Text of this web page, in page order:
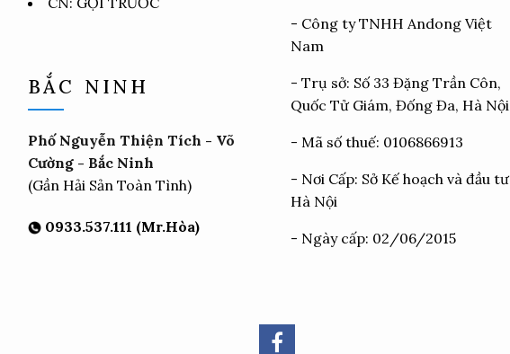
BẮC NINH
Phố Nguyễn Thiện Tích - Võ
Cường - Bắc Ninh
(Gần Hải Sản Toàn Tình)
0933.537.111 (Mr.Hòa)
- Công ty TNHH Andong Việt
Nam
- Trụ sở: Số 33 Đặng Trần Côn,
Quốc Tử Giám, Đống Đa, Hà Nội
- Mã số thuế: 0106866913
- Nơi Cấp: Sở Kế hoạch và đầu tư
Hà Nội
- Ngày cấp: 02/06/2015